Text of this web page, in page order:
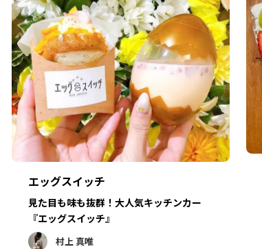
エッグスイッチ
見た目も味も抜群！大人気キッチンカー
『エッグスイッチ』
村上 真唯